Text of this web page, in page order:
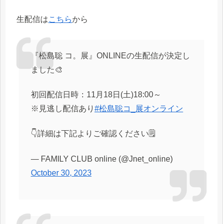
生配信はこちらから
『松島聡 コ。展』ONLINEの生配信が決定し
ました🎨
初回配信日時：11月18日(土)18:00～
※見逃し配信あり #松島聡コ_展オンライン
👇詳細は下記よりご確認ください🗒
— FAMILY CLUB online (@Jnet_online)
October 30, 2023